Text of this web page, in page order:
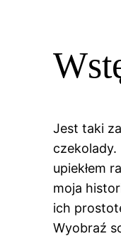
Jest taki
czekolady.
upiekłem
moja
ich
Wyobraź